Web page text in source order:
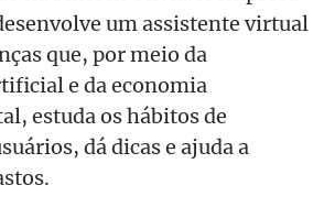
um assistente virtual
que, por meio da
e da economia
estuda os hábitos de
dá dicas e ajuda a